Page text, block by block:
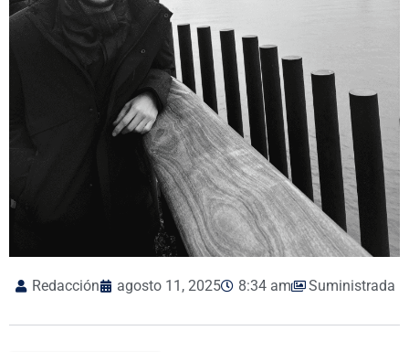
Redacción agosto 11, 2025 8:34 am Suministrada